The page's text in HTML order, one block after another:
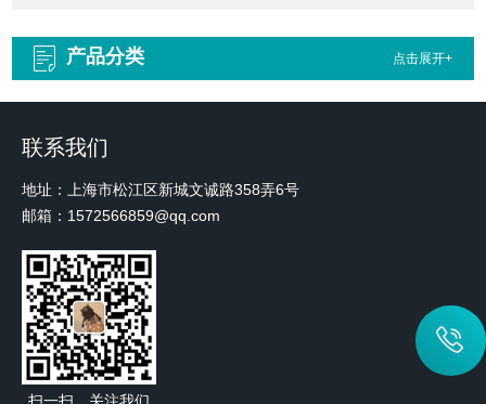
产品分类 点击展开+
联系我们
地址：上海市松江区新城文诚路358弄6号
邮箱：1572566859@qq.com
扫一扫，关注我们